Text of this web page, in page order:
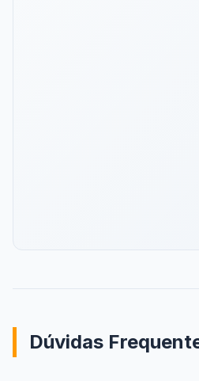
Dúvidas